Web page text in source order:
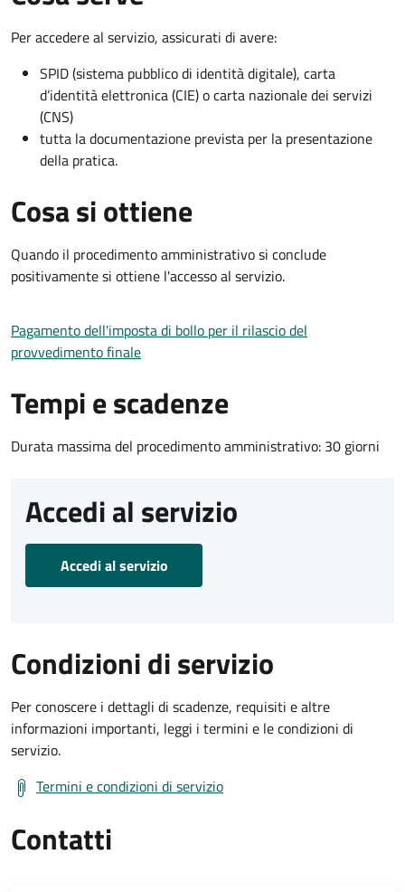
Per accedere al servizio, assicurati di avere:
SPID (sistema pubblico di identità digitale), carta
d’identità elettronica (CIE) o carta nazionale dei servizi
(CNS)
tutta la documentazione prevista per la presentazione
della pratica.
Cosa si ottiene
Quando il procedimento amministrativo si conclude
positivamente si ottiene l'accesso al servizio.
Pagamento dell'imposta di bollo per il rilascio del
provvedimento finale
Tempi e scadenze
Durata massima del procedimento amministrativo: 30 giorni
Accedi al servizio
Accedi al servizio
Condizioni di servizio
Per conoscere i dettagli di scadenze, requisiti e altre
informazioni importanti, leggi i termini e le condizioni di
servizio.
Termini e condizioni di servizio
Contatti